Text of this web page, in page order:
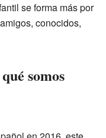
se forma más por
conocidos,
somos